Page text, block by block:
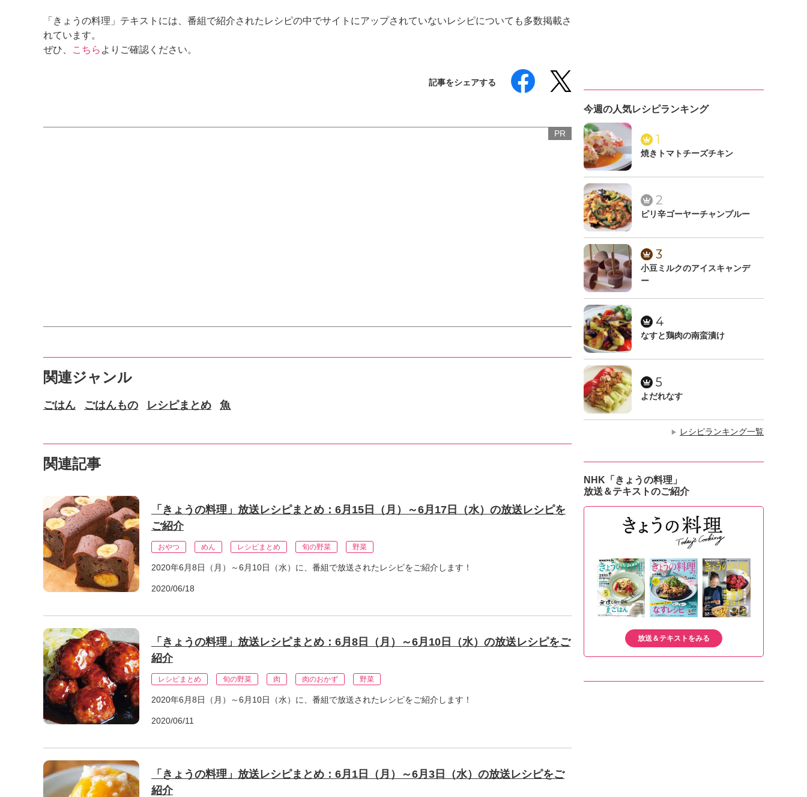
「きょうの料理」テキストには、番組で紹介されたレシピの中でサイトにアップされていないレシピについても多数掲載さ
れています。
ぜひ、
こちら よりご確認ください。
記事をシェアする
PR
関連ジャンル
ごはん ごはんもの レシピまとめ 魚
関連記事
「きょうの料理」放送レシピまとめ：6月15日（月）～6月17日（水）の放送レシピを
ご紹介
おやつ めん レシピまとめ 旬の野菜 野菜
2020年6月8日（月）～6月10日（水）に、番組で放送されたレシピをご紹介します！
2020/06/18
「きょうの料理」放送レシピまとめ：6月8日（月）～6月10日（水）の放送レシピをご
紹介
レシピまとめ 旬の野菜 肉 肉のおかず 野菜
2020年6月8日（月）～6月10日（水）に、番組で放送されたレシピをご紹介します！
2020/06/11
「きょうの料理」放送レシピまとめ：6月1日（月）～6月3日（水）の放送レシピをご
紹介
今週の人気レシピランキング
1
焼きトマトチーズチキン
2
ピリ辛ゴーヤーチャンプルー
3
小豆ミルクのアイスキャンデ
ー
4
なすと鶏肉の南蛮漬け
5
よだれなす
▶ レシピランキング一覧
NHK「きょうの料理」
放送＆テキストのご紹介
放送＆テキストをみる